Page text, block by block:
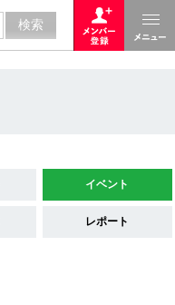
イベント
レポート